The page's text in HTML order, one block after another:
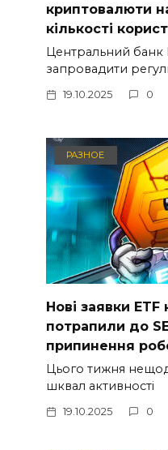
криптовалюти
кількості
Центральний банк
запровадити
19.10.2025 0
РАЗНОЕ
Нові заявки
потрапили до
припинення
Цього тижня
шквал активності
19.10.2025 0